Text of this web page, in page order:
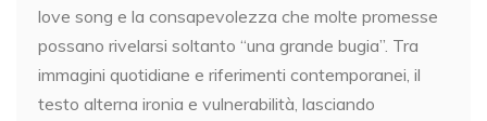
love song e la consapevolezza che molte promesse
possano rivelarsi soltanto “una grande bugia”. Tra
immagini quotidiane e riferimenti contemporanei, il
testo alterna ironia e vulnerabilità, lasciando